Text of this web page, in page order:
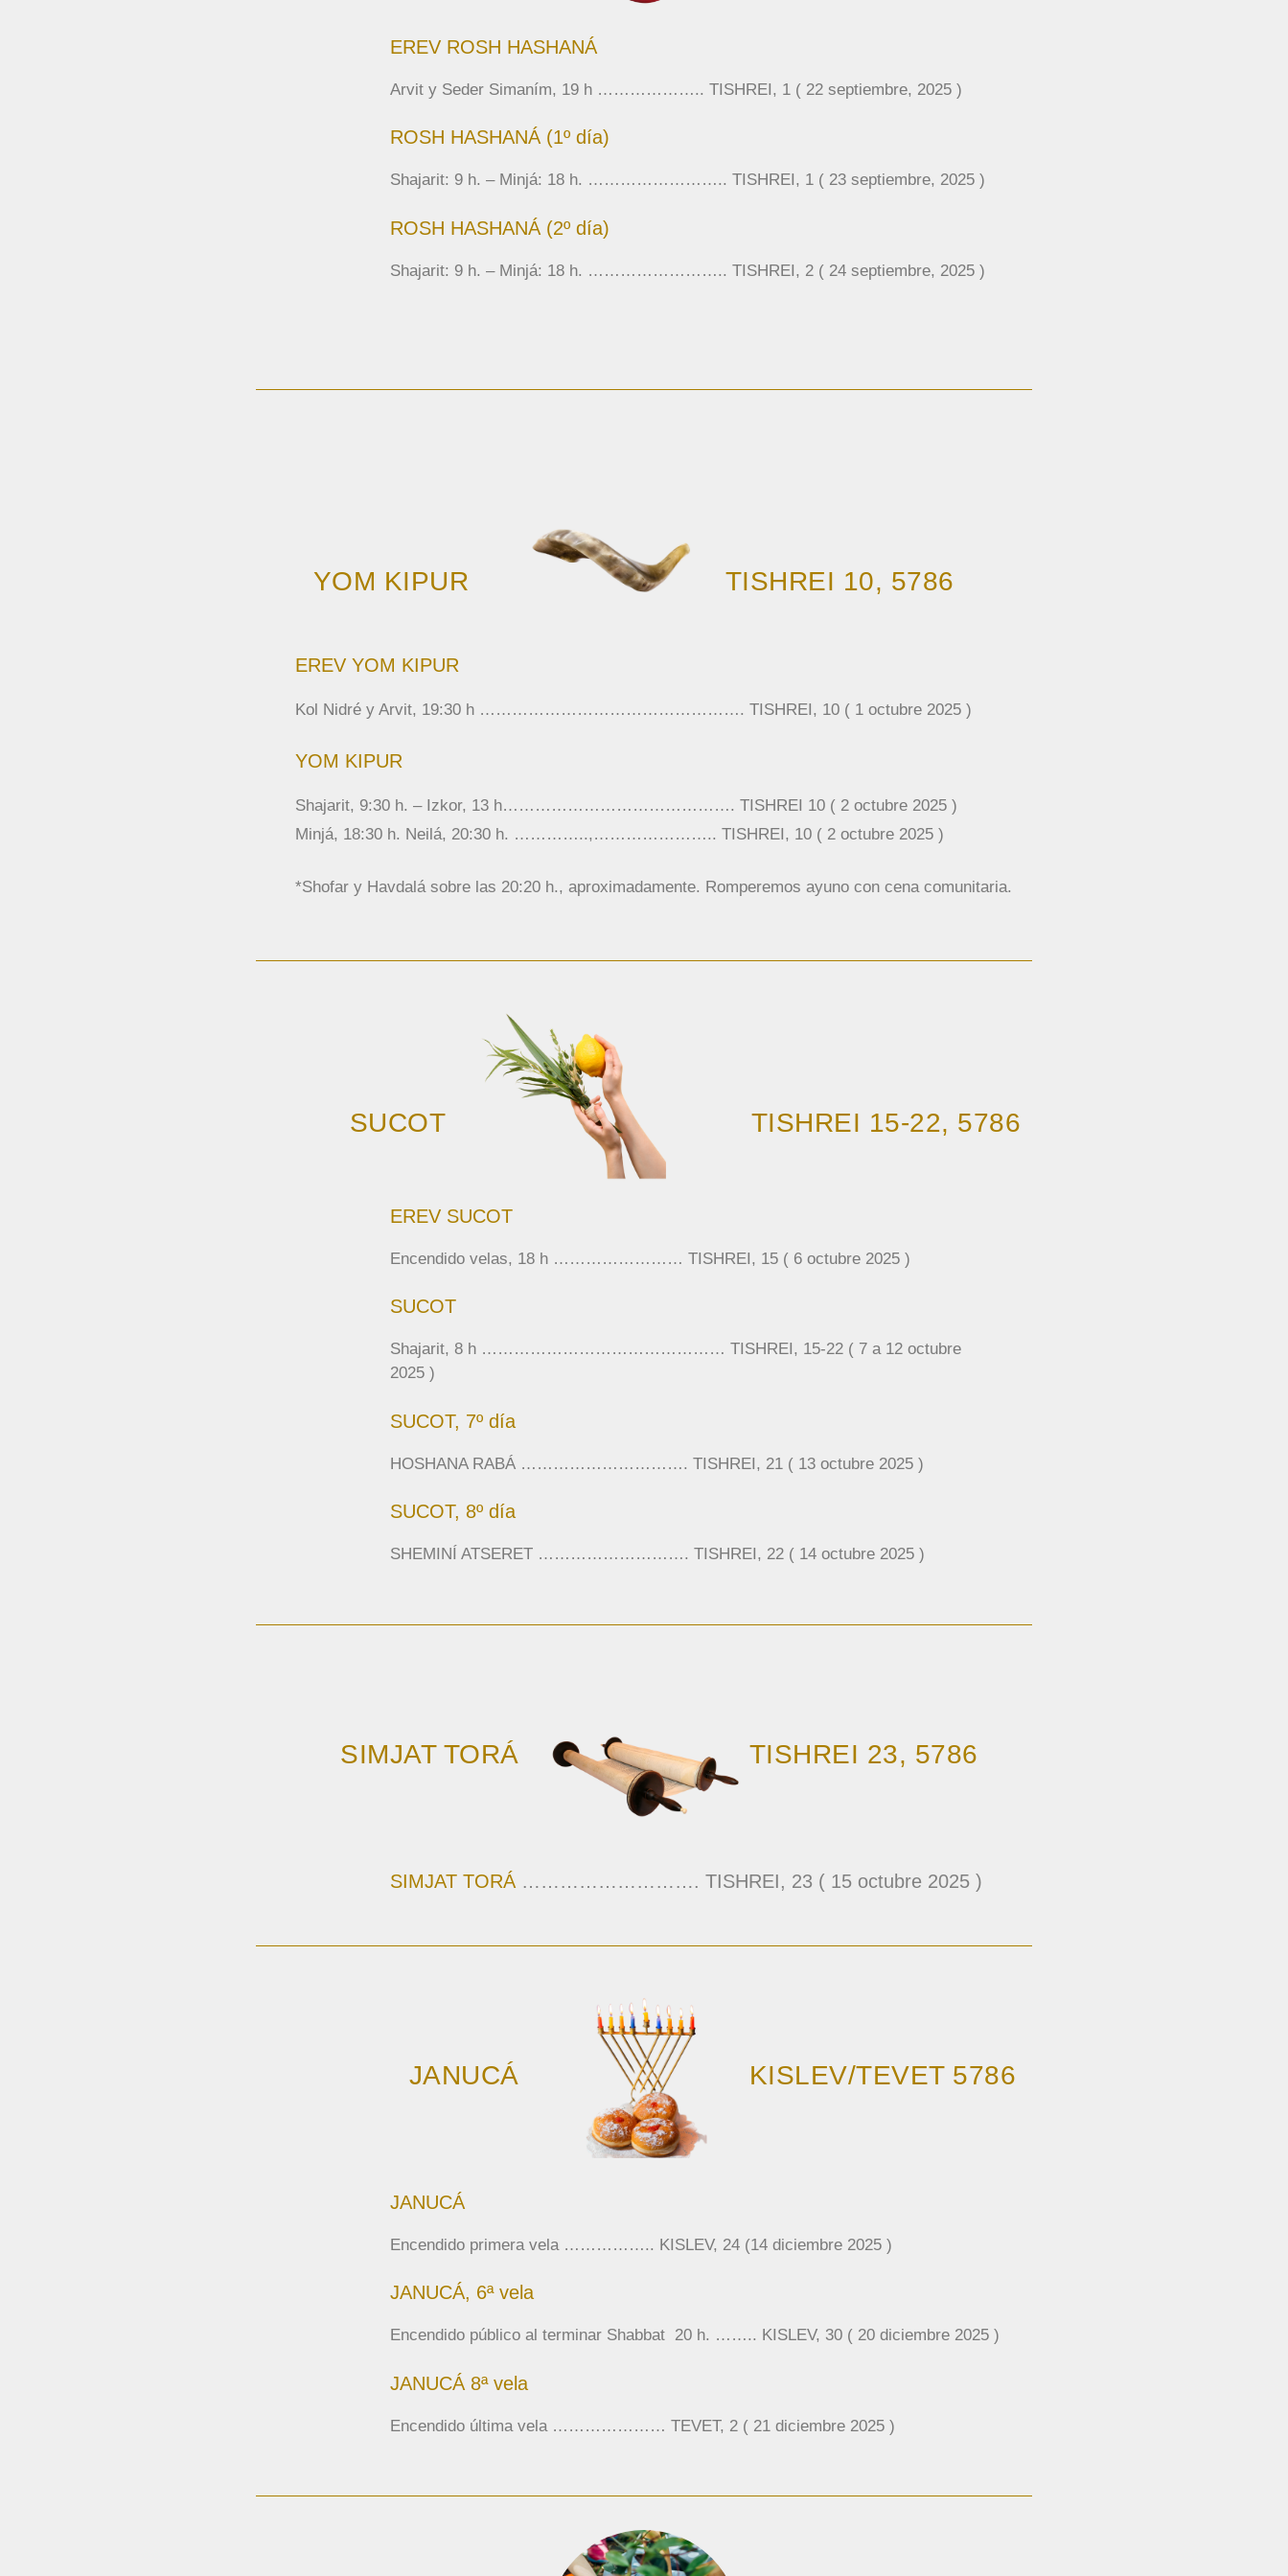
EREV ROSH HASHANÁ
Arvit y Seder Simaním, 19 h ……………….. TISHREI, 1 ( 22 septiembre, 2025 )
ROSH HASHANÁ (1º día)
Shajarit: 9 h. – Minjá: 18 h. …………………….. TISHREI, 1 ( 23 septiembre, 2025 )
ROSH HASHANÁ (2º día)
Shajarit: 9 h. – Minjá: 18 h. …………………….. TISHREI, 2 ( 24 septiembre, 2025 )
YOM KIPUR TISHREI 10, 5786
EREV YOM KIPUR
Kol Nidré y Arvit, 19:30 h …………………………………………. TISHREI, 10 ( 1 octubre 2025 )
YOM KIPUR
Shajarit, 9:30 h. – Izkor, 13 h……………………………………. TISHREI 10 ( 2 octubre 2025 )
Minjá, 18:30 h. Neilá, 20:30 h. …………..,………………….. TISHREI, 10 ( 2 octubre 2025 )
*Shofar y Havdalá sobre las 20:20 h., aproximadamente. Romperemos ayuno con cena comunitaria.
SUCOT TISHREI 15-22, 5786
EREV SUCOT
Encendido velas, 18 h …………………… TISHREI, 15 ( 6 octubre 2025 )
SUCOT
Shajarit, 8 h ……………………………………… TISHREI, 15-22 ( 7 a 12 octubre
2025 )
SUCOT, 7º día
HOSHANA RABÁ …………………………. TISHREI, 21 ( 13 octubre 2025 )
SUCOT, 8º día
SHEMINÍ ATSERET ………………………. TISHREI, 22 ( 14 octubre 2025 )
SIMJAT TORÁ TISHREI 23, 5786
SIMJAT TORÁ ………………………. TISHREI, 23 ( 15 octubre 2025 )
JANUCÁ KISLEV/TEVET 5786
JANUCÁ
Encendido primera vela …………….. KISLEV, 24 (14 diciembre 2025 )
JANUCÁ, 6ª vela
Encendido público al terminar Shabbat 20 h. …….. KISLEV, 30 ( 20 diciembre 2025 )
JANUCÁ 8ª vela
Encendido última vela ………………… TEVET, 2 ( 21 diciembre 2025 )